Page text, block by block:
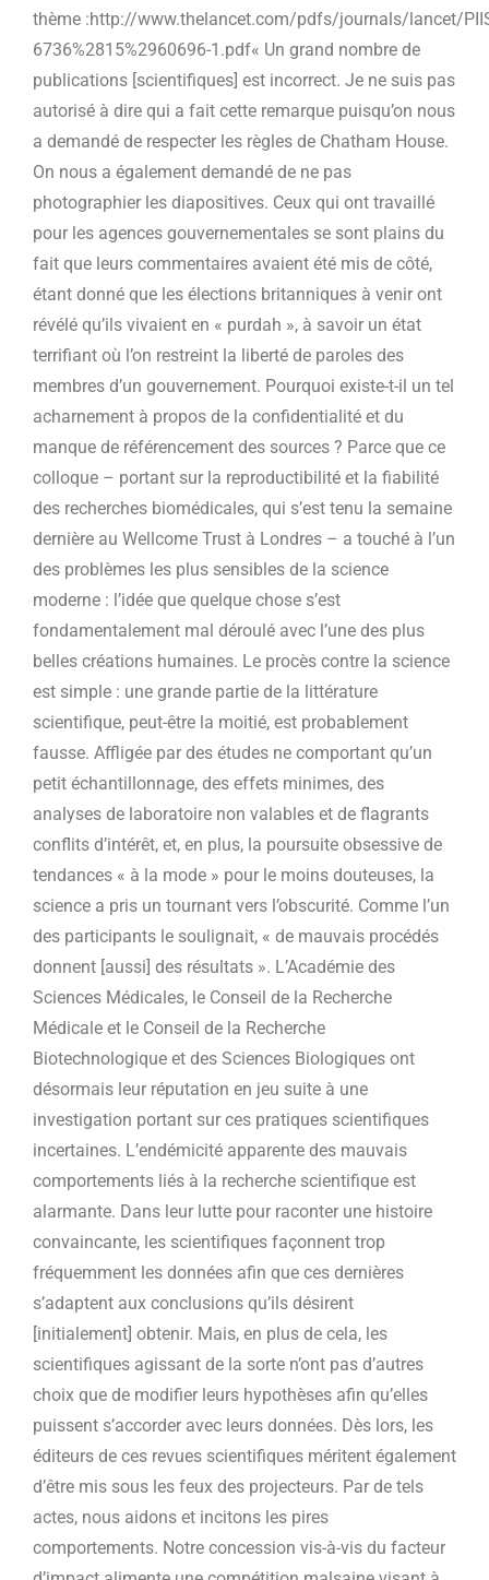
thème :http://www.thelancet.com/pdfs/journals/lancet/
6736%2815%2960696-1.pdf« Un grand nombre de
publications [scientifiques] est incorrect. Je ne suis pas
autorisé à dire qui a fait cette remarque puisqu’on nous
a demandé de respecter les règles de Chatham House.
On nous a également demandé de ne pas
photographier les diapositives. Ceux qui ont travaillé
pour les agences gouvernementales se sont plains du
fait que leurs commentaires avaient été mis de côté,
étant donné que les élections britanniques à venir ont
révélé qu’ils vivaient en « purdah », à savoir un état
terrifiant où l’on restreint la liberté de paroles des
membres d’un gouvernement. Pourquoi existe-t-il un tel
acharnement à propos de la confidentialité et du
manque de référencement des sources ? Parce que ce
colloque – portant sur la reproductibilité et la fiabilité
des recherches biomédicales, qui s’est tenu la semaine
dernière au Wellcome Trust à Londres – a touché à l’un
des problèmes les plus sensibles de la science
moderne : l’idée que quelque chose s’est
fondamentalement mal déroulé avec l’une des plus
belles créations humaines. Le procès contre la science
est simple : une grande partie de la littérature
scientifique, peut-être la moitié, est probablement
fausse. Affligée par des études ne comportant qu’un
petit échantillonnage, des effets minimes, des
analyses de laboratoire non valables et de flagrants
conflits d’intérêt, et, en plus, la poursuite obsessive de
tendances « à la mode » pour le moins douteuses, la
science a pris un tournant vers l’obscurité. Comme l’un
des participants le soulignait, « de mauvais procédés
donnent [aussi] des résultats ». L’Académie des
Sciences Médicales, le Conseil de la Recherche
Médicale et le Conseil de la Recherche
Biotechnologique et des Sciences Biologiques ont
désormais leur réputation en jeu suite à une
investigation portant sur ces pratiques scientifiques
incertaines. L’endémicité apparente des mauvais
comportements liés à la recherche scientifique est
alarmante. Dans leur lutte pour raconter une histoire
convaincante, les scientifiques façonnent trop
fréquemment les données afin que ces dernières
s’adaptent aux conclusions qu’ils désirent
[initialement] obtenir. Mais, en plus de cela, les
scientifiques agissant de la sorte n’ont pas d’autres
choix que de modifier leurs hypothèses afin qu’elles
puissent s’accorder avec leurs données. Dès lors, les
éditeurs de ces revues scientifiques méritent également
d’être mis sous les feux des projecteurs. Par de tels
actes, nous aidons et incitons les pires
comportements. Notre concession vis-à-vis du facteur